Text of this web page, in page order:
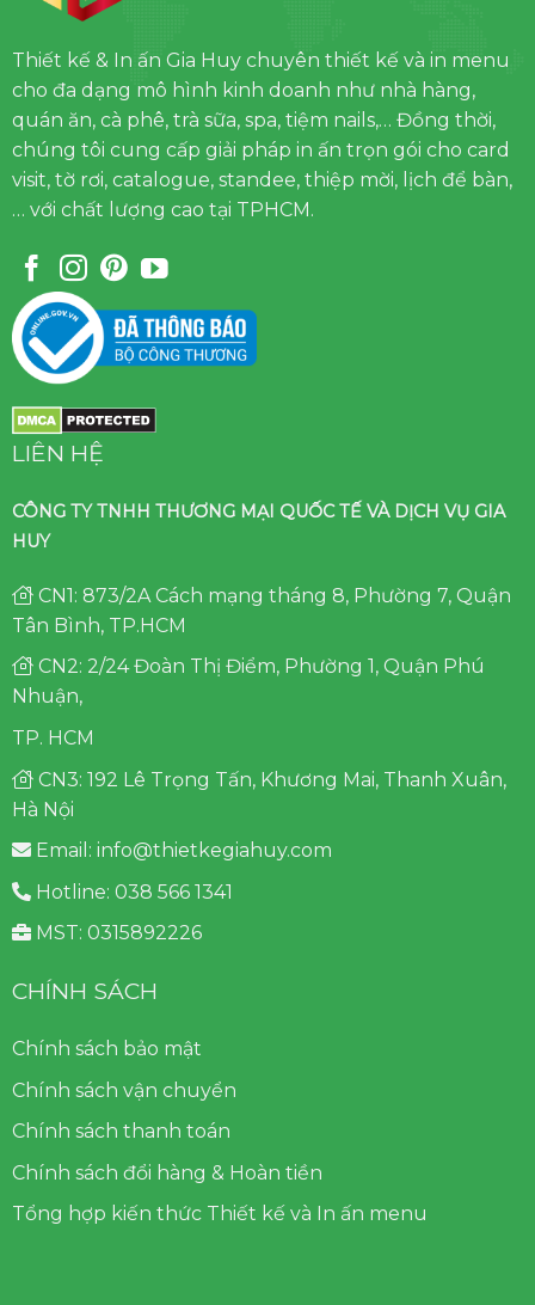
Thiết kế & In ấn Gia Huy chuyên thiết kế và in menu
cho đa dạng mô hình kinh doanh như nhà hàng,
quán ăn, cà phê, trà sữa, spa, tiệm nails,… Đồng thời,
chúng tôi cung cấp giải pháp in ấn trọn gói cho card
visit, tờ rơi, catalogue, standee, thiệp mời, lịch để bàn,
… với chất lượng cao tại TPHCM.
LIÊN HỆ
CÔNG TY TNHH THƯƠNG MẠI QUỐC TẾ VÀ DỊCH VỤ GIA
HUY
CN1: 873/2A Cách mạng tháng 8, Phường 7, Quận
Tân Bình, TP.HCM
CN2: 2/24 Đoàn Thị Điểm, Phường 1, Quận Phú
Nhuận,
TP. HCM
CN3: 192 Lê Trọng Tấn, Khương Mai, Thanh Xuân,
Hà Nội
Email: info@thietkegiahuy.com
Hotline: 038 566 1341
MST: 0315892226
CHÍNH SÁCH
Chính sách bảo mật
Chính sách vận chuyển
Chính sách thanh toán
Chính sách đổi hàng & Hoàn tiền
Tổng hợp kiến thức Thiết kế và In ấn menu